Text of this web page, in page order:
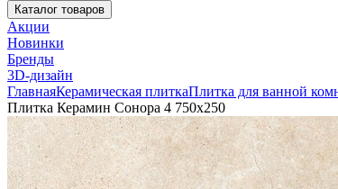
Каталог товаров
Акции
Новинки
Бренды
3D-дизайн
ГлавнаяКерамическая плиткаПлитка для ванной
Плитка Керамин Сонора 4 750х250